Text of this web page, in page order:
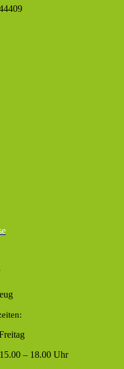
– 18.00 Uhr